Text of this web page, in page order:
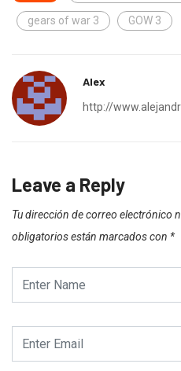
gears of war 3 GOW 3
Alex
http://
Leave a Reply
Tu dirección de correo electrónico
obligatorios están marcados con *